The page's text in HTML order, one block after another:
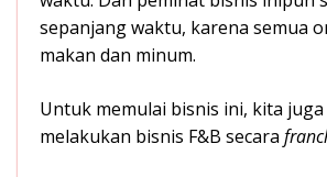
sepanjang waktu, karena semua
makan dan minum.
Untuk memulai bisnis ini, kita juga
melakukan bisnis F&B secara